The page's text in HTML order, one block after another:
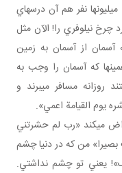
ها نفر هم آن درس هاي
چرخ نيلوفري را! الآن مثل
آسمان از آسمان به زمين
ها که آسمان را وجب به
مسافر مي برند و
يوم القيامة اعمي».
مي کند «رب لم حشرتني
من که در دنيا چشم
يعني تو چشم نداشتي.